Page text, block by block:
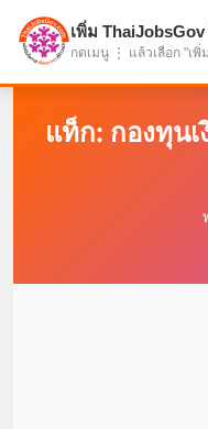
แบ่งปันโอกาส เพื่อ
แท็ก: กองทุน
เพิ่ม
กดเมนู ⋮ แล้วเลือก "เพิ่